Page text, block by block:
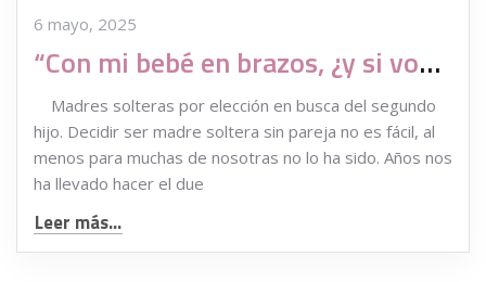
6 mayo, 2025
“Con mi bebé en brazos, ¿y si voy a por el segundo?” Madres solteras por elección en busca del segundo
Madres solteras por elección en busca del segundo
hijo. Decidir ser madre soltera sin pareja no es fácil, al
menos para muchas de nosotras no lo ha sido. Años nos
ha llevado hacer el due
Leer más...